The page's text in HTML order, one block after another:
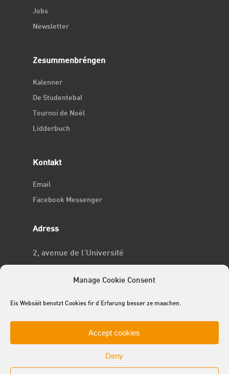
Manage Cookie Consent
Eis Websäit benotzt Cookies fir d'Erfarung besser ze maachen.
Accept cookies
Deny
Jobs
Newsletter
Zesummenbréngen
Kalenner
De Studentebal
Tournoi de Noël
Lidderbuch
Kontakt
Email
Facebook Messenger
Adress
2, avenue de l’Université
No RCSL